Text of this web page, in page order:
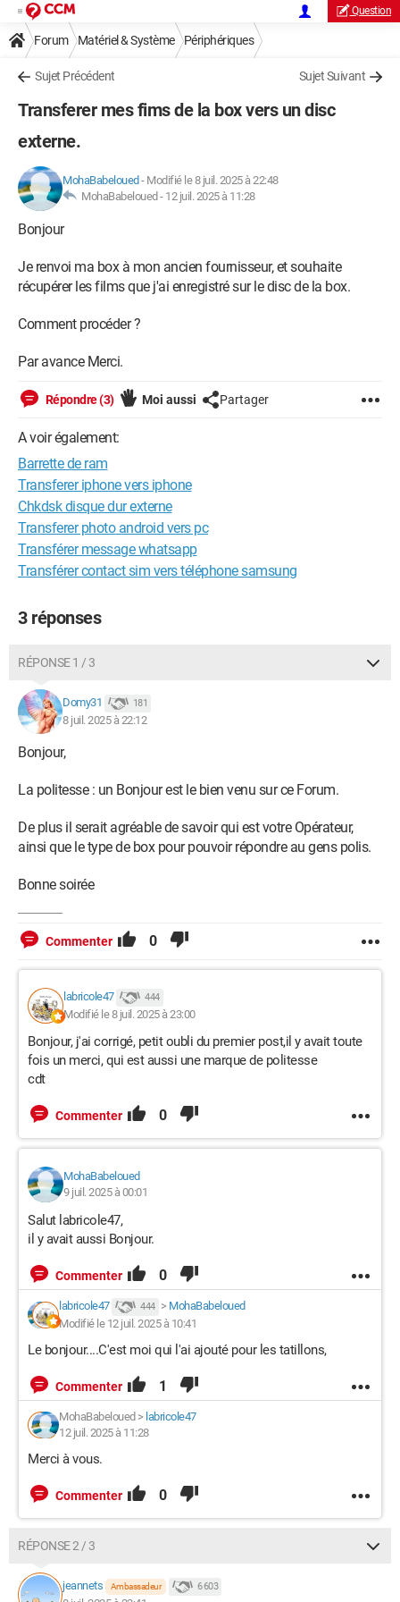
Question
Forum Matériel & Système Périphériques
Autres périphériques et appareils
Sujet Précédent Sujet Suivant
Transferer mes fims de la box vers un disc
externe.
MohaBabeloued - Modifié le 8 juil. 2025 à 22:48
MohaBabeloued - 12 juil. 2025 à 11:28
Bonjour
Je renvoi ma box à mon ancien fournisseur, et souhaite
récupérer les films que j'ai enregistré sur le disc de la box.
Comment procéder ?
Par avance Merci.
Répondre (3) Moi aussi Partager
A voir également:
Barrette de ram
Transferer iphone vers iphone
Chkdsk disque dur externe
Transferer photo android vers pc
Transférer message whatsapp
Transférer contact sim vers téléphone samsung
3 réponses
RÉPONSE 1 / 3
Domy31 181
8 juil. 2025 à 22:12
Bonjour,
La politesse : un Bonjour est le bien venu sur ce Forum.
De plus il serait agréable de savoir qui est votre Opérateur,
ainsi que le type de box pour pouvoir répondre au gens polis.
Bonne soirée
Commenter 0
labricole47 444
Modifié le 8 juil. 2025 à 23:00
Bonjour, j'ai corrigé, petit oubli du premier post,il y avait toute
fois un merci, qui est aussi une marque de politesse
cdt
Commenter 0
MohaBabeloued
9 juil. 2025 à 00:01
Salut labricole47,
il y avait aussi Bonjour.
Commenter 0
labricole47 444 > MohaBabeloued
Modifié le 12 juil. 2025 à 10:41
Le bonjour....C'est moi qui l'ai ajouté pour les tatillons,
Commenter 1
MohaBabeloued > labricole47
12 juil. 2025 à 11:28
Merci à vous.
Commenter 0
RÉPONSE 2 / 3
jeannets Ambassadeur 6 603